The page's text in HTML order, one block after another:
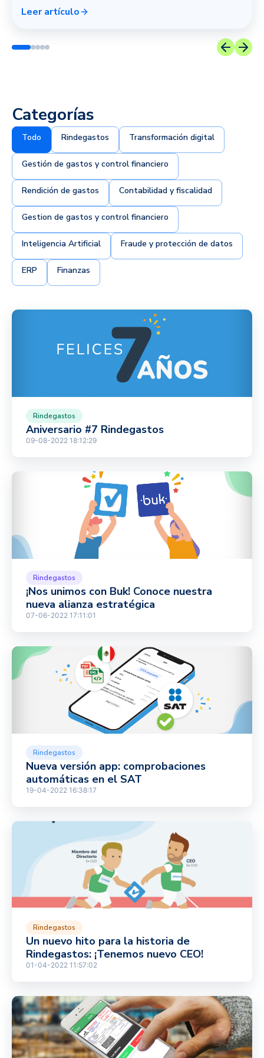
Leer artículo
Categorías
Todo Rindegastos Transformación digital
Gestión de gastos y control financiero
Rendición de gastos Contabilidad y fiscalidad
Gestion de gastos y control financiero
Inteligencia Artificial Fraude y protección de datos
ERP Finanzas
Rindegastos
Aniversario #7 Rindegastos
09-08-2022 18:12:29
Rindegastos
¡Nos unimos con Buk! Conoce nuestra
nueva alianza estratégica
07-06-2022 17:11:01
Rindegastos
Nueva versión app: comprobaciones
automáticas en el SAT
19-04-2022 16:38:17
Rindegastos
Un nuevo hito para la historia de
Rindegastos: ¡Tenemos nuevo CEO!
01-04-2022 11:57:02